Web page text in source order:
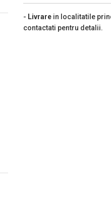
- Livrare in localitatile
contactati pentru detalii.